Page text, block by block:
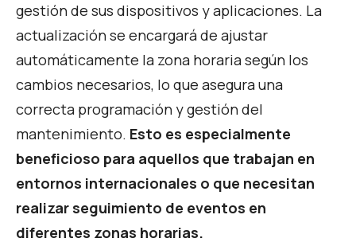
gestión de sus dispositivos y aplicaciones. La
actualización se encargará de ajustar
automáticamente la zona horaria según los
cambios necesarios, lo que asegura una
correcta programación y gestión del
mantenimiento. Esto es especialmente
beneficioso para aquellos que trabajan en
entornos internacionales o que necesitan
realizar seguimiento de eventos en
diferentes zonas horarias.